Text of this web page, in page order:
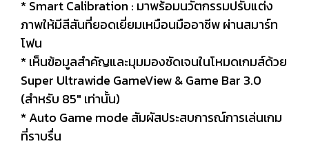
* Smart Calibration : มาพร้อมนวัตกรรมปรับแต่ง
ภาพให้มีสีสันที่ยอดเยี่ยมเหมือนมืออาชีพ ผ่านสมาร์ท
โฟน
* เห็นข้อมูลสำคัญและมุมมองชัดเจนในโหมดเกมส์ด้วย
Super Ultrawide GameView & Game Bar 3.0
(สำหรับ 85" เท่านั้น)
* Auto Game mode สัมผัสประสบการณ์การเล่นเกม
ที่ราบรื่น